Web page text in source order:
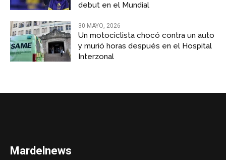
debut en el Mundial
30 MAYO, 2026
Un motociclista chocó contra un auto
y murió horas después en el Hospital
Interzonal
Mardelnews